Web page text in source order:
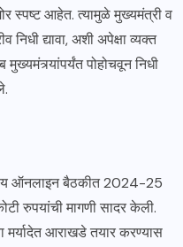
स्पष्ट आहेत. त्यामुळे मुख्यमंत्री व
निधी द्यावा, अशी अपेक्षा व्यक्त
पोहोचवून निधी
ऑनलाइन बैठकीत 2024-25
रुपयांची मागणी सादर केली.
आराखडे तयार करण्यास